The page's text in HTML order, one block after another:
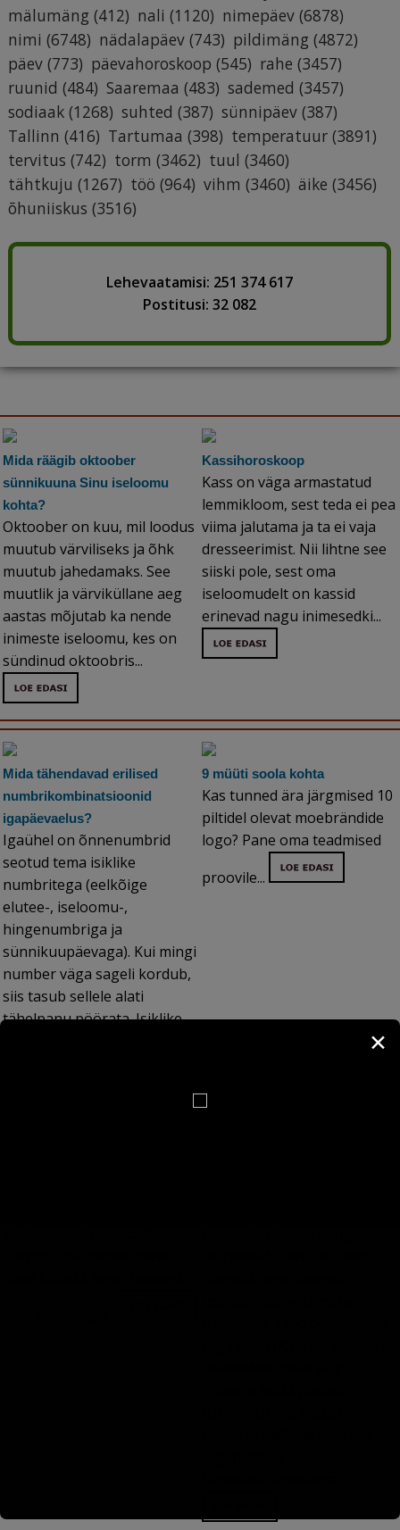
mälumäng (412) nali (1120) nimepäev (6878)
nimi (6748) nädalapäev (743) pildimäng (4872)
päev (773) päevahoroskoop (545) rahe (3457)
ruunid (484) Saaremaa (483) sademed (3457)
sodiaak (1268) suhted (387) sünnipäev (387)
Tallinn (416) Tartumaa (398) temperatuur (3891)
tervitus (742) torm (3462) tuul (3460)
tähtkuju (1267) töö (964) vihm (3460) äike (3456)
õhuniiskus (3516)
Lehevaatamisi: 251 374 617
Postitusi: 32 082
Mida räägib oktoober
sünnikuuna Sinu iseloomu
kohta?
Oktoober on kuu, mil loodus
muutub värviliseks ja õhk
muutub jahedamaks. See
muutlik ja värviküllane aeg
aastas mõjutab ka nende
inimeste iseloomu, kes on
sündinud oktoobris...
Kassihoroskoop
Kass on väga armastatud
lemmikloom, sest teda ei pea
viima jalutama ja ta ei vaja
dresseerimist. Nii lihtne see
siiski pole, sest oma
iseloomudelt on kassid
erinevad nagu inimesedki...
Mida tähendavad erilised
numbrikombinatsioonid
igapäevaelus?
Igaühel on õnnenumbrid
seotud tema isiklike
numbritega (eelkõige
elutee-, iseloomu-,
hingenumbriga ja
sünnikuupäevaga). Kui mingi
number väga sageli kordub,
siis tasub sellele alati
tähelpanu pöörata. Isiklike
9 müüti soola kohta
Kas tunned ära järgmised 10
piltidel olevat moebrändide
logo? Pane oma teadmised
proovile...
✕